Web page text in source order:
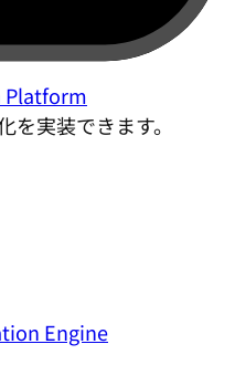
Platform
を実装できます。
Engine